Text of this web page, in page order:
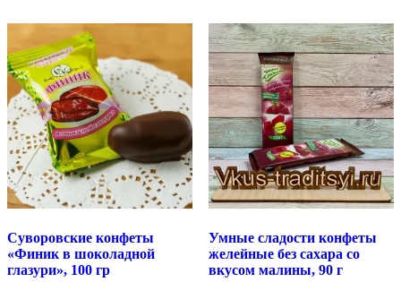
Суворовские конфеты
«Финик в шоколадной
глазури», 100 гр
Умные сладости конфеты
желейные без сахара со
вкусом малины, 90 г